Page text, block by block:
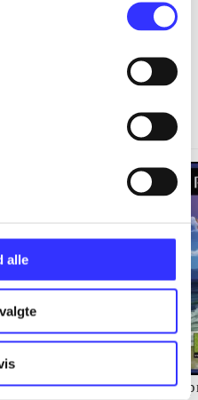
alle
Langs kysten